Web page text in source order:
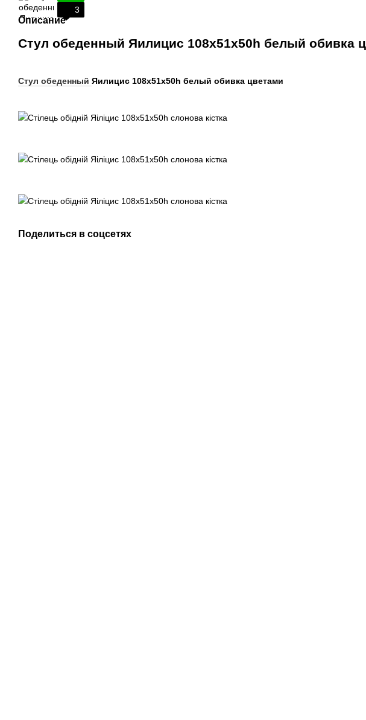
3
Описание
Стул обеденный Яилицис 108х51х50h белый обивка
Стул обеденный Яилицис 108х51х50h белый обивка цветами
Поделиться в соцсетях